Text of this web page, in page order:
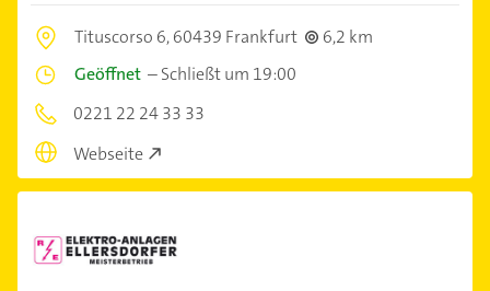
Tituscorso 6,60439 Frankfurt
6,2 km
Geöffnet –Schließt um 19:00
0221 22 24 33 33
Webseite